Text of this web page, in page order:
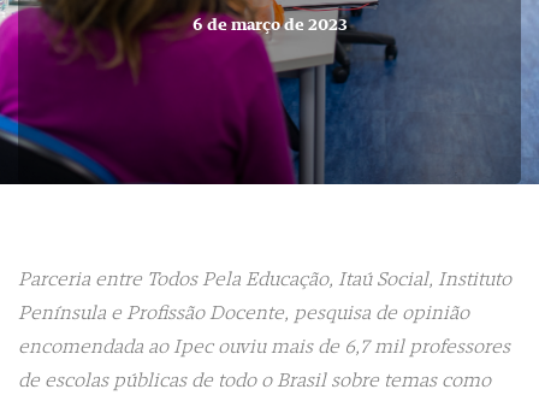
6 de março de 2023
Parceria entre Todos Pela Educação, Itaú Social, Instituto
Península e Profissão Docente, pesquisa de opinião
encomendada ao Ipec ouviu mais de 6,7 mil professores
de escolas públicas de todo o Brasil sobre temas como